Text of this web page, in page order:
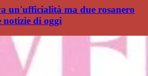
un'ufficialità ma due rosanero
notizie di oggi